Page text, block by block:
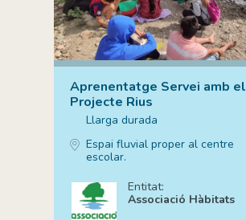
Aprenentatge Servei amb el
Projecte Rius
Llarga durada
Espai fluvial proper al centre
escolar.
Entitat:
Associació Hàbitats